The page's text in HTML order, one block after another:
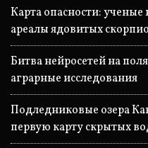
Карта опасности: ученые
ареалы ядовитых
Битва нейросетей на
аграрные исследования
Подледниковые озера
первую карту скрытых